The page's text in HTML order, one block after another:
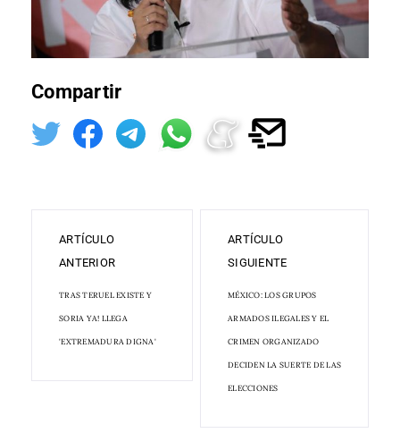
Compartir
ARTÍCULO
ANTERIOR
TRAS TERUEL EXISTE Y
SORIA YA! LLEGA
'EXTREMADURA DIGNA'
ARTÍCULO
SIGUIENTE
MÉXICO: LOS GRUPOS
ARMADOS ILEGALES Y EL
CRIMEN ORGANIZADO
DECIDEN LA SUERTE DE LAS
ELECCIONES